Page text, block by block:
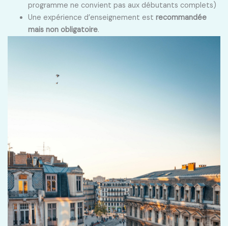
programme ne convient pas aux débutants complets)
Une expérience d’enseignement est recommandée
mais non obligatoire.